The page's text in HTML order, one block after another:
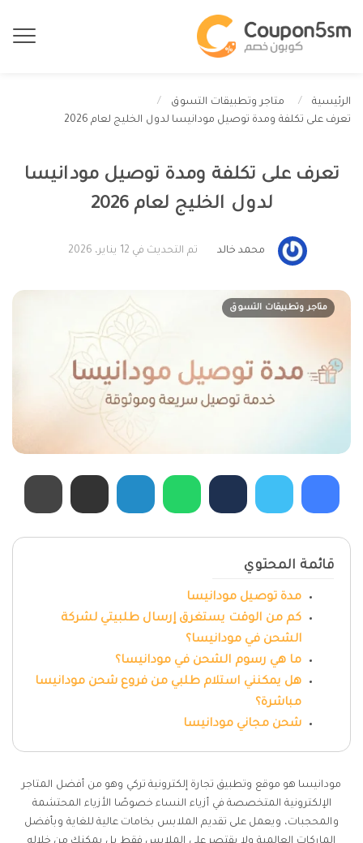
الرئيسية
متاجر وتطبيقات التسوق
تعرف على تكلفة ومدة توصيل مودانيسا لدول الخليج لعام 2026
تعرف على تكلفة ومدة توصيل مودانيسا
لدول الخليج لعام 2026
محمد خالد تم التحديث في 12 يناير، 2026
متاجر وتطبيقات التسوق
قائمة المحتوي
مدة توصيل مودانيسا
كم من الوقت يستغرق إرسال طلبيتي لشركة
الشحن في مودانيسا؟
ما هي رسوم الشحن في مودانيسا؟
هل يمكنني استلام طلبي من فروع شحن مودانيسا
مباشرة؟
شحن مجاني مودانيسا
مودانيسا هو موقع وتطبيق تجارة إلكترونية تركي وهو من أفضل المتاجر
الإلكترونية المتخصصة في أزياء النساء خصوصًا الأزياء المحتشمة
والمحجبات، ويعمل على تقديم الملابس بخامات عالية للغاية وبأفضل